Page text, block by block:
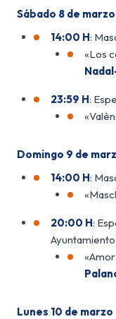
Sábado 8 de marzo
14:00 H:
«Los
23:59 H:
Domingo 9 de
14:00 H:
20:00 H:
Lunes 10 de marzo